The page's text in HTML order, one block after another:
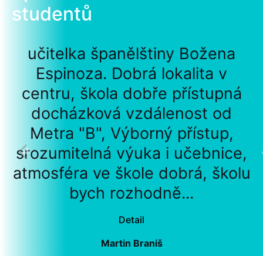
studentů
učitelka španělštiny Božena
Espinoza. Dobrá lokalita v
centru, škola dobře přístupná
docházková vzdálenost od
Metra "B", Výborný přístup,
srozumitelná výuka i učebnice,
atmosféra ve škole dobrá, školu
bych rozhodně...
Detail
Martin Braniš